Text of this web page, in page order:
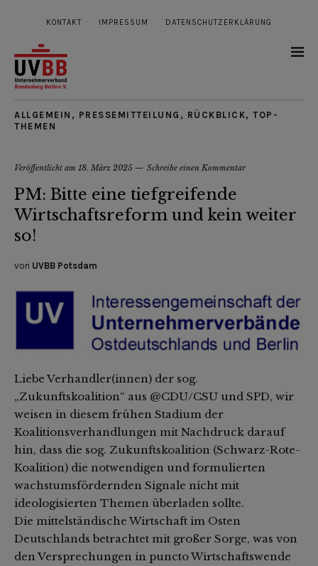
KONTAKT IMPRESSUM DATENSCHUTZERKLÄRUNG
ALLGEMEIN , PRESSEMITTEILUNG , RÜCKBLICK, TOP-
THEMEN
Veröffentlicht am 18. März 2025 Schreibe einen Kommentar
PM: Bitte eine tiefgreifende
Wirtschaftsreform und kein weiter
so!
von UVBB Potsdam
Liebe Verhandler(innen) der sog.
„Zukunftskoalition“ aus @CDU/CSU und SPD, wir
weisen in diesem frühen Stadium der
Koalitionsverhandlungen mit Nachdruck darauf
hin, dass die sog. Zukunftskoalition (Schwarz-Rote-
Koalition) die notwendigen und formulierten
wachstumsfördernden Signale nicht mit
ideologisierten Themen überladen sollte.
Die mittelständische Wirtschaft im Osten
Deutschlands betrachtet mit großer Sorge, was von
den Versprechungen in puncto Wirtschaftswende